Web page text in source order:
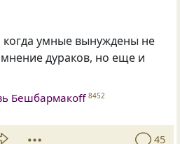
умные вынуждены не
дураков, но еще и
Бешбармакоff 8452
45